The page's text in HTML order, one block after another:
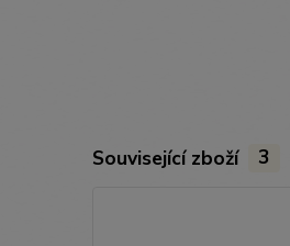
Související zboží 3